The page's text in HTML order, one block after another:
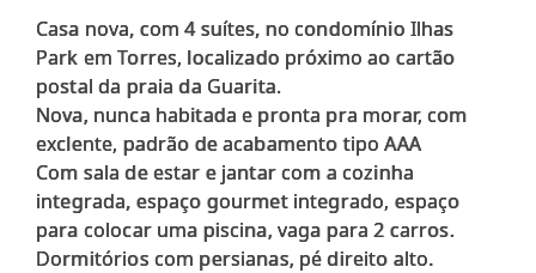
Casa nova, com 4 suítes, no condomínio Ilhas
Park em Torres, localizado próximo ao cartão
postal da praia da Guarita.
Nova, nunca habitada e pronta pra morar, com
exclente, padrão de acabamento tipo AAA
Com sala de estar e jantar com a cozinha
integrada, espaço gourmet integrado, espaço
para colocar uma piscina, vaga para 2 carros.
Dormitórios com persianas, pé direito alto.